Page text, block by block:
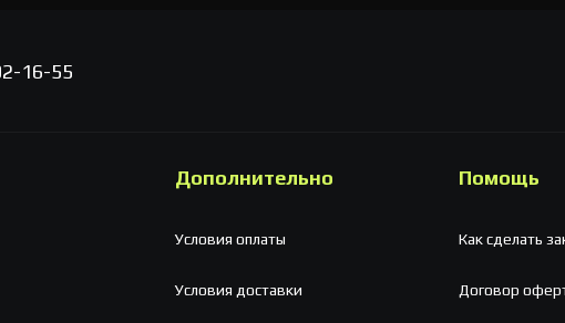
16-55
Дополнительно
Условия оплаты
Условия доставки
Помощь
Как сделать
Договор